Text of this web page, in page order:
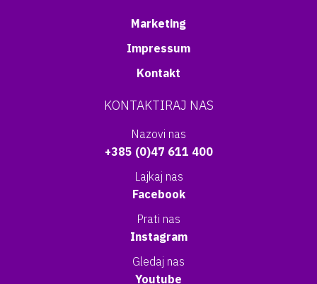
Marketing
Impressum
Kontakt
KONTAKTIRAJ NAS
Nazovi nas
+385 (0)47 611 400
Lajkaj nas
Facebook
Prati nas
Instagram
Gledaj nas
Youtube